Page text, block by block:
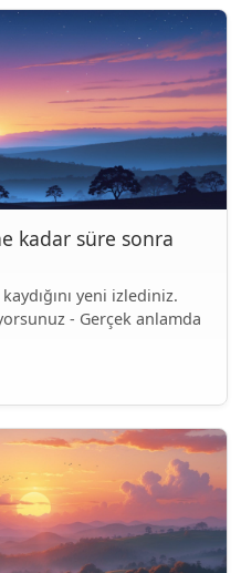
kadar süre sonra
yeni izlediniz.
- Gerçek anlamda